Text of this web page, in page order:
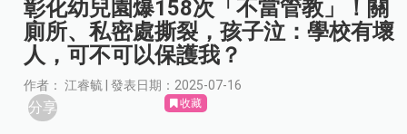
彰化幼兒園爆158次「不當管教」！關
廁所、私密處撕裂，孩子泣：學校有壞
人，可不可以保護我？
作者： 江睿毓 | 發表日期：2025-07-16
分享 收藏